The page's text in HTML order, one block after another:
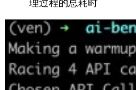
理过程的总耗时